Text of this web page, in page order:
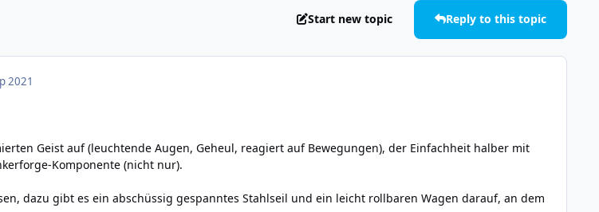
Start new topic Reply to this topic
2021
Geist auf (leuchtende Augen, Geheul, reagiert auf Bewegungen), der Einfachheit halber mit
Komponente (nicht nur).
dazu gibt es ein abschüssig gespanntes Stahlseil und ein leicht rollbaren Wagen darauf, an dem